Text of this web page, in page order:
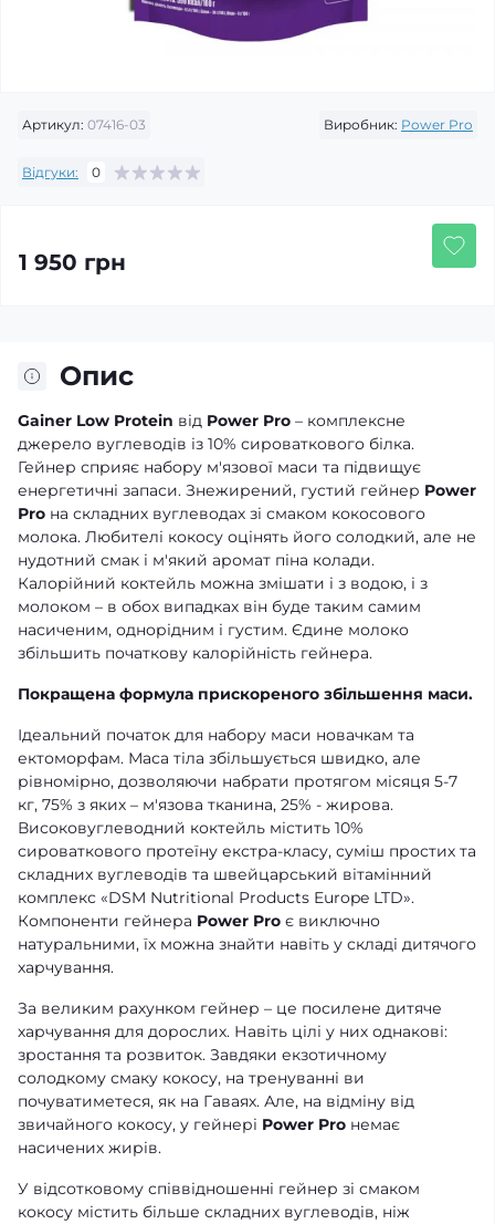
Артикул: 07416-03 Виробник: Power Pro
Відгуки: 0
1 950 грн
Опис
Gainer Low Protein від Power Pro – комплексне
джерело вуглеводів із 10% сироваткового білка.
Гейнер сприяє набору м'язової маси та підвищує
енергетичні запаси. Знежирений, густий гейнер Power
Рro на складних вуглеводах зі смаком кокосового
молока. Любителі кокосу оцінять його солодкий, але не
нудотний смак і м'який аромат піна колади.
Калорійний коктейль можна змішати і з водою, і з
молоком – в обох випадках він буде таким самим
насиченим, однорідним і густим. Єдине молоко
збільшить початкову калорійність гейнера.
Покращена формула прискореного збільшення маси.
Ідеальний початок для набору маси новачкам та
ектоморфам. Маса тіла збільшується швидко, але
рівномірно, дозволяючи набрати протягом місяця 5-7
кг, 75% з яких – м'язова тканина, 25% - жирова.
Високовуглеводний коктейль містить 10%
сироваткового протеїну екстра-класу, суміш простих та
складних вуглеводів та швейцарський вітамінний
комплекс «DSM Nutritional Products Europe LTD».
Компоненти гейнера Power Pro є виключно
натуральними, їх можна знайти навіть у складі дитячого
харчування.
За великим рахунком гейнер – це посилене дитяче
харчування для дорослих. Навіть цілі у них однакові:
зростання та розвиток. Завдяки екзотичному
солодкому смаку кокосу, на тренуванні ви
почуватиметеся, як на Гаваях. Але, на відміну від
звичайного кокосу, у гейнері Power Pro немає
насичених жирів.
У відсотковому співвідношенні гейнер зі смаком
кокосу містить більше складних вуглеводів, ніж